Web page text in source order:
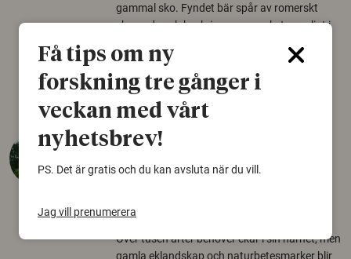
gammal sko. Fyndet bär spår av romerskt
skomode och beskrivs som mycket ovanligt i
Arkeologi
Så mycket eklandskap
krävs för att rädda hotade
22 juni 2026
Över tusen arter behöver ekar i sin närhet, men
gamla eklandskap och naturbetesmarker blir
Få tips om ny
forskning tre gånger i
veckan med vårt
nyhetsbrev!
PS. Det är gratis och du kan avsluta när du vill.
Jag vill prenumerera